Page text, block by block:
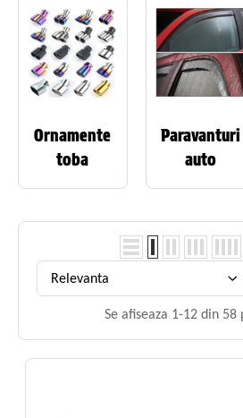
Ornamente
toba
Paravanturi
auto
Relevanta
Se afiseaza 1-12 din 58